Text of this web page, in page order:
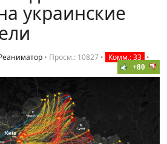
украинские
• Просм.: 10827 • Комм.: 33 •
+80